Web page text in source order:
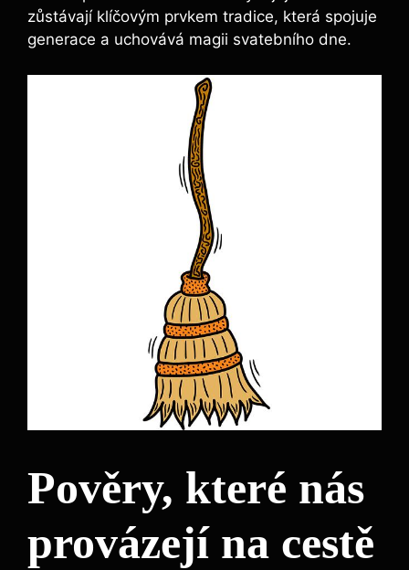
zůstávají klíčovým prvkem tradice, která spojuje
generace a uchovává magii svatebního dne.
Pověry, které nás
provázejí na cestě